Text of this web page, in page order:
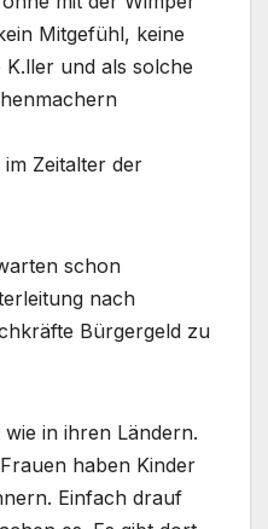
Mitgefühl, keine
K.ller und als solche
Zeitalter der
schon
nach
Bürgergeld zu
in ihren Ländern.
haben Kinder
Einfach drauf